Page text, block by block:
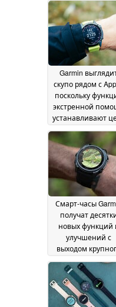
маркетинг
June 2026
Garmin
скупо рядом с
поскольку
экстренной
устанавливают
June 2026
Смарт-часы
получат
новых функций
улучшений с
выходом
02
2026